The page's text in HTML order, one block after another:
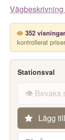
352
kontrollerat
Stationsval
👁️ Bevaka
Lägg